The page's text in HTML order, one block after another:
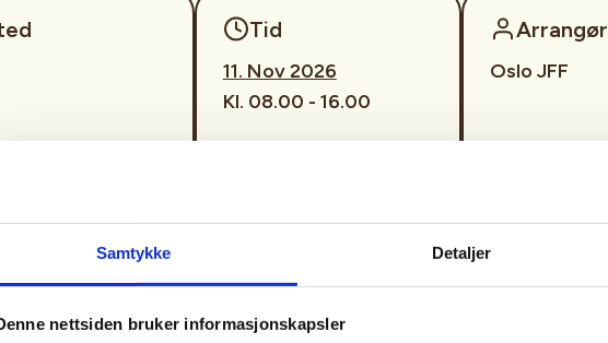
Samtykke Detaljer
nettsiden bruker informasjonskapsler
Tid
11. Nov 2026
Kl. 08.00 - 16.00
Arrangør
Oslo JFF
på introjakt på rådyr med drivende hund! Introjakt er
er ny til jaktformen. Dvs at du gjerne må ha jaktet
ikke på rådyr med drivende hund.
på Høgåsen i Sørkedalen. Frammøte etter nærmere